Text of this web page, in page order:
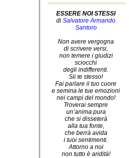
ESSERE NOI STESSI
di Salvatore Armando
Santoro
Non avere vergogna
di scrivere versi,
non temere i giudizi
sciocchi
degli indifferenti.
Sii te stesso!
Fai parlare il tuo cuore
e semina le tue emozioni
nei campi del mondo!
Troverai sempre
un’anima pura
che si disseterà
alla tua fonte,
che berrà avida
i tuoi sentimenti.
Attorno a noi
non tutto è aridità!